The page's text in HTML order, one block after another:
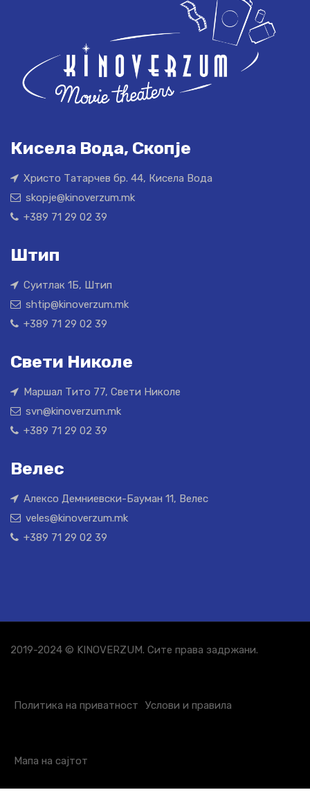
Кисела Вода, Скопје
Христо Татарчев бр. 44, Кисела Вода
skopje@kinoverzum.mk
+389 71 29 02 39
Штип
Суитлак 1Б, Штип
shtip@kinoverzum.mk
+389 71 29 02 39
Свети Николе
Маршал Тито 77, Свети Николе
svn@kinoverzum.mk
+389 71 29 02 39
Велес
Алексо Демниевски-Бауман 11, Велес
veles@kinoverzum.mk
+389 71 29 02 39
2019-2024 © KINOVERZUM. Сите права задржани.
Политика на приватност Услови и правила
Мапа на сајтот